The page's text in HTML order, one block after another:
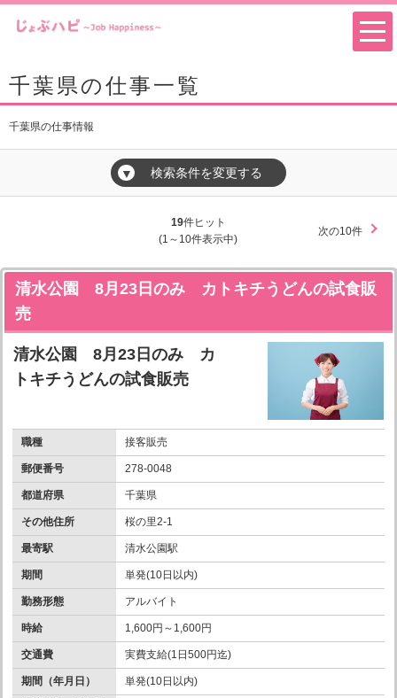
千葉県の仕事一覧
千葉県の仕事情報
▼ 検索条件を変更する
19件ヒット
(1～10件表示中)
次の10件
清水公園 8月23日のみ カトキチうどんの試食販
売
清水公園 8月23日のみ カ
トキチうどんの試食販売
職種 接客販売
郵便番号 278-0048
都道府県 千葉県
その他住所 桜の里2-1
最寄駅 清水公園駅
期間 単発(10日以内)
勤務形態 アルバイト
時給 1,600円～1,600円
交通費 実費支給(1日500円迄)
期間（年月日）
単発(10日以内)